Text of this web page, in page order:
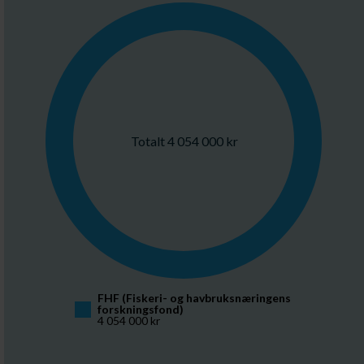
Totalt 4 054 000 kr
FHF (Fiskeri- og havbruksnæringens
forskningsfond)
4 054 000 kr